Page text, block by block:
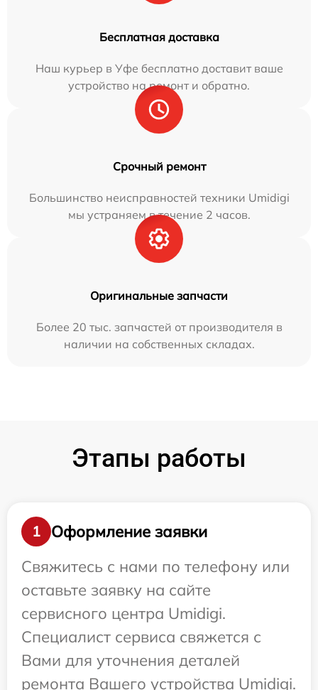
Бесплатная доставка
Наш курьер в Уфе бесплатно доставит ваше
устройство на ремонт и обратно.
Срочный ремонт
Большинство неисправностей техники Umidigi
мы устраняем в течение 2 часов.
Оригинальные запчасти
Более 20 тыс. запчастей от производителя в
наличии на собственных складах.
Этапы работы
1
Оформление заявки
Свяжитесь с нами по телефону или
оставьте заявку на сайте
сервисного центра Umidigi.
Специалист сервиса свяжется с
Вами для уточнения деталей
ремонта Вашего устройства Umidigi.